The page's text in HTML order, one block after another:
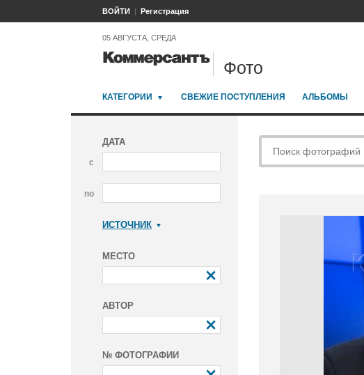
ВОЙТИ Регистрация
05 АВГУСТА, СРЕДА
Фото
КАТЕГОРИИ СВЕЖИЕ ПОСТУПЛЕНИЯ АЛЬБОМЫ
ДАТА
с
по
ИСТОЧНИК
МЕСТО
АВТОР
№ ФОТОГРАФИИ